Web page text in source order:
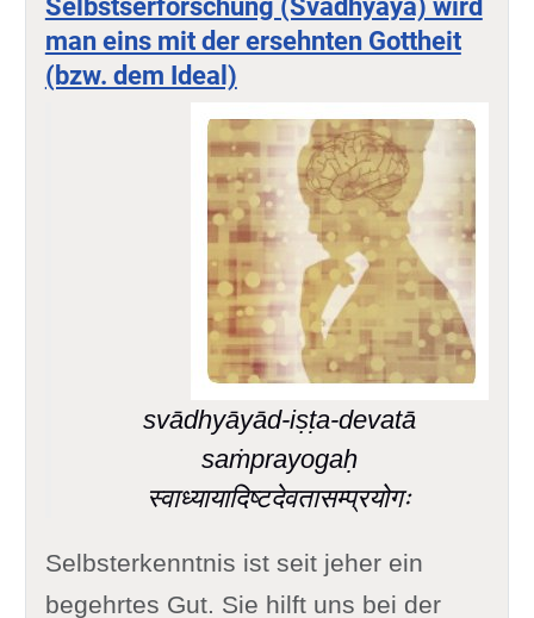
Selbstserforschung (Svadhyaya) wird
man eins mit der ersehnten Gottheit
(bzw. dem Ideal)
svādhyāyād-iṣṭa-devatā
saṁprayogaḥ
स्वाध्यायादिष्टदेवतासम्प्रयोगः
Selbsterkenntnis ist seit jeher ein
begehrtes Gut. Sie hilft uns bei der